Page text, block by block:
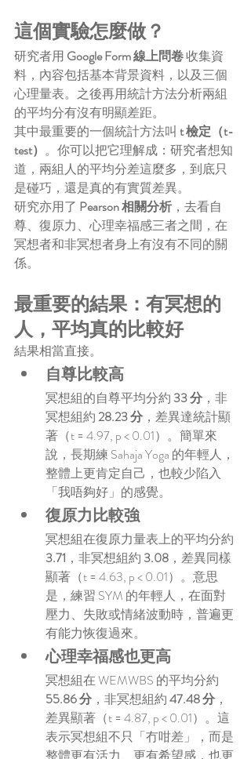
這個實驗怎麼做？
研究者用 Google Form 線上問卷 收集資
料，內容包括基本背景資料，以及三個
心理量表。之後再用統計方法分析兩組
的平均分有沒有明顯差距。
其中最重要的一個統計方法叫 t 檢定（t-
test） 。你可以把它理解成：研究者想知
道，兩組人的平均分差這麼多，到底只
是碰巧，還是真的有實質差異。
研究亦用了 Pearson 相關分析 ，去看自
尊、復原力、心理幸福感三者之間，在
冥想者和非冥想者身上有沒有不同的關
係。
最重要的結果：有冥想的
人，平均真的比較好
結果相當直接。
自尊比較高
冥想組的自尊平均分約 33 分 ，非
冥想組約 28.23 分 ，差異達統計顯
著（t = 4.97, p < 0.01）。簡單來
說，長期練 Sahaja Yoga 的年輕人，
整體上更肯定自己，也較少陷入
「我唔夠好」的感覺。
復原力比較強
冥想組在復原力量表上的平均分約
3.71 ，非冥想組約 3.08 ，差異同樣
顯著（t = 4.63, p < 0.01）。意思
是，練習 SYM 的年輕人，在面對
壓力、失敗或情緒波動時，普遍更
有能力恢復過來。
心理幸福感也更高
冥想組在 WEMWBS 的平均分約
55.86 分 ，非冥想組約 47.48 分 ，
差異顯著（t = 4.87, p < 0.01）。這
表示冥想組不只「冇咁差」，而是